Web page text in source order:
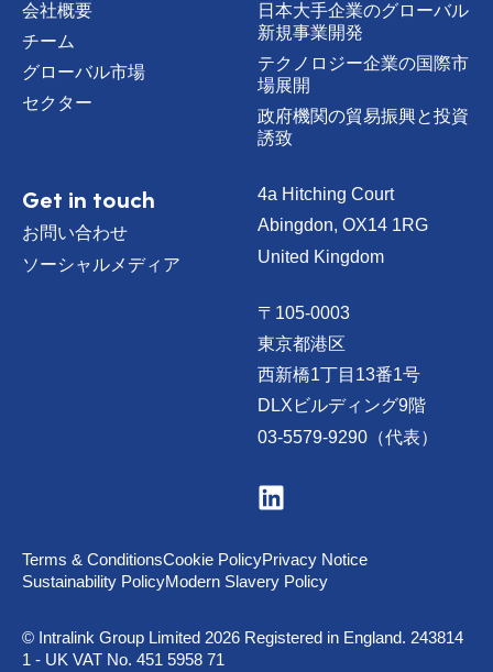
会社概要
チーム
グローバル市場
セクター
日本大手企業のグローバル
新規事業開発
テクノロジー企業の国際市
場展開
政府機関の貿易振興と投資
誘致
Get in touch
お問い合わせ
ソーシャルメディア
4a Hitching Court
Abingdon, OX14 1RG
United Kingdom
〒105-0003
東京都港区
西新橋1丁目13番1号
DLXビルディング9階
03-5579-9290（代表）
V
i
t
u
n
L
© Intralink Group Limited 2026 Registered in England. 243814
1 - UK VAT No. 451 5958 71
Terms & ConditionsCookie PolicyPrivacy Notice
Sustainability PolicyModern Slavery Policy